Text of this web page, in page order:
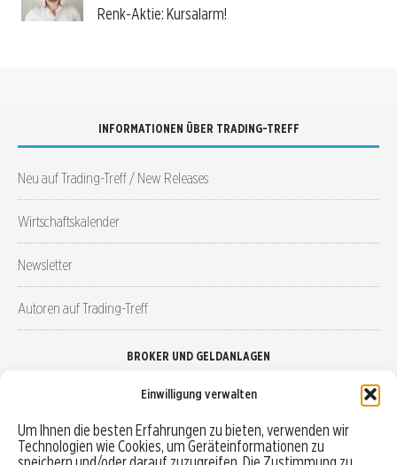
Einwilligung verwalten
Um Ihnen die besten Erfahrungen zu bieten, verwenden wir
Technologien wie Cookies, um Geräteinformationen zu
Renk-Aktie: Kursalarm!
INFORMATIONEN ÜBER TRADING-TREFF
Neu auf Trading-Treff / New Releases
Wirtschaftskalender
Newsletter
Autoren auf Trading-Treff
BROKER UND GELDANLAGEN
Robo-Advisor vergleichen